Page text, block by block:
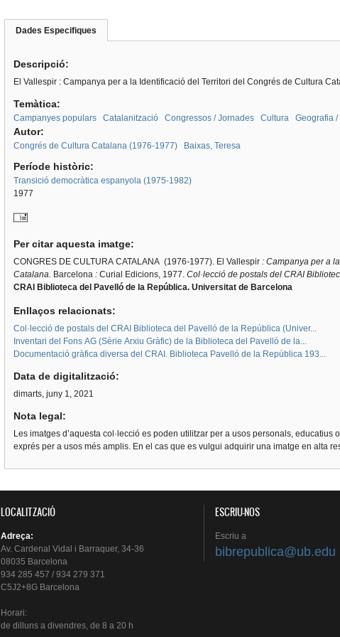
Dades Especifiques
activa)
Descripció:
El Vallespir : Campanya per a la Identificació del Territori del Congrés de Cultura
Temàtica:
Campanyes populars Catalanització Congressos / Jornades Cultura Geografia /
Autor:
Congrés de Cultura Catalana (1976-1977) Baixas, Teresa
Període històric:
Transició democràtica espanyola (1975-1982)
1977
Per citar aquesta imatge:
CONGRES DE CULTURA CATALANA (1976-1977). El Vallespir :Campanya per a
Catalana. Barcelona: Curial Edicions, 1977.Col·lecció de postals del CRAI
CRAI Biblioteca del Pavelló de la República. Universitat de Barcelona
Enllaços relacionats:
Col·lecció de postals del CRAI Biblioteca del Pavelló de la República (Univer...
Inventari del Fons AG (Sèrie Arxiu Gràfic) de la Biblioteca del Pavelló de la...
Documentació gràfica diversa del CRAI. Biblioteca Pavelló de la República 193...
Data de digitalització:
dimarts, juny 1, 2021
Nota legal:
Les imatges d’aquesta col·lecció es poden utilitzar per a usos personals,
exprés per a usos més amplis. En el cas que es vulgui adquirir una imatge en alta
LOCALITZACIÓ
Adreça:
Av. Cardenal Vidal i Barraquer, 34-36
08035 Barcelona
934 285 457 / 934 279 371
C5J2+8G Barcelona
Horari:
de dillunsa divendres, de 8 a 20 h
ESCRIU-NOS
Escriu a
bibrepublica@ub.edu